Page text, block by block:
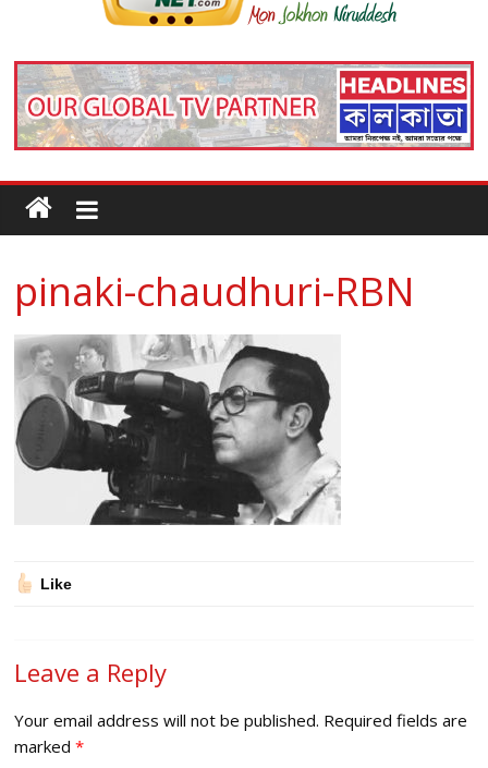
pinaki-chaudhuri-RBN
Like
Leave a Reply
Your email address will not be published. Required fields are
marked*